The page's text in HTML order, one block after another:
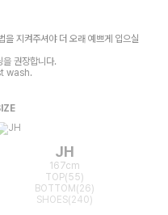
을 지켜주셔야 더 오래 예쁘게 입으실
권장합니다.
wash.
JH
167cm
TOP(55)
BOTTOM(26)
SHOES(240)